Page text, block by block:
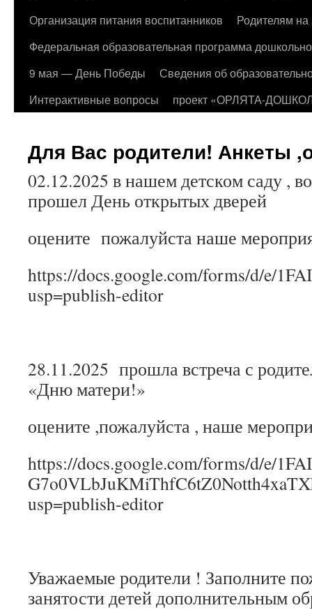
Организация питания воспитанников
Родителям на
Федеральная образовательная программа
9 мая — День Победы
Сведения об
Интерактивные вопросы
проект «ОРЛЯТА-
Для Вас родители! Анкеты
02.12.2025 в нашем детском саду ,
прошел День открытых дверей
оцените пожалуйста наше
https://docs.google.com/forms/d/e/
usp=publish-editor
28.11.2025 прошла встреча с
«Дню матери!»
оцените ,пожалуйста , наше
https://docs.google.com/forms/d/e/
usp=publish-editor
Уважаемые родители ! Заполните
занятости детей дополнительным